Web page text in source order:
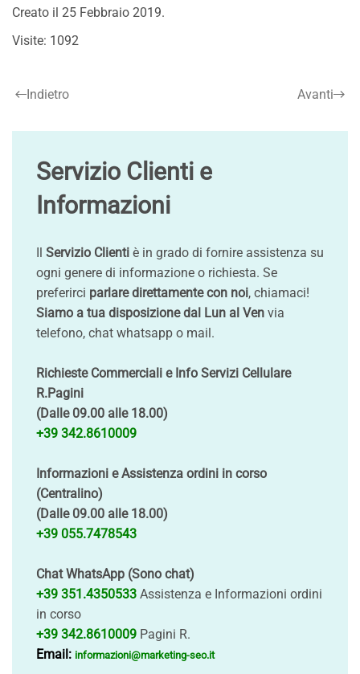
Creato il 25 Febbraio 2019.
Visite: 1092
Indietro Avanti
Servizio Clienti e
Informazioni
Il Servizio Clienti è in grado di fornire assistenza su
ogni genere di informazione o richiesta. Se
preferirci parlare direttamente con noi, chiamaci!
Siamo a tua disposizione dal Lun al Ven via
telefono, chat whatsapp o mail.
Richieste Commerciali e Info Servizi Cellulare
R.Pagini
(Dalle 09.00 alle 18.00)
+39 342.8610009
Informazioni e Assistenza ordini in corso
(Centralino)
(Dalle 09.00 alle 18.00)
+39 055.7478543
Chat WhatsApp (Sono chat)
+39 351.4350533 Assistenza e Informazioni ordini
in corso
+39 342.8610009 Pagini R.
Email: informazioni@marketing-seo.it